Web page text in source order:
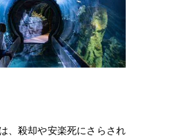
、殺却や安楽死にさらされ